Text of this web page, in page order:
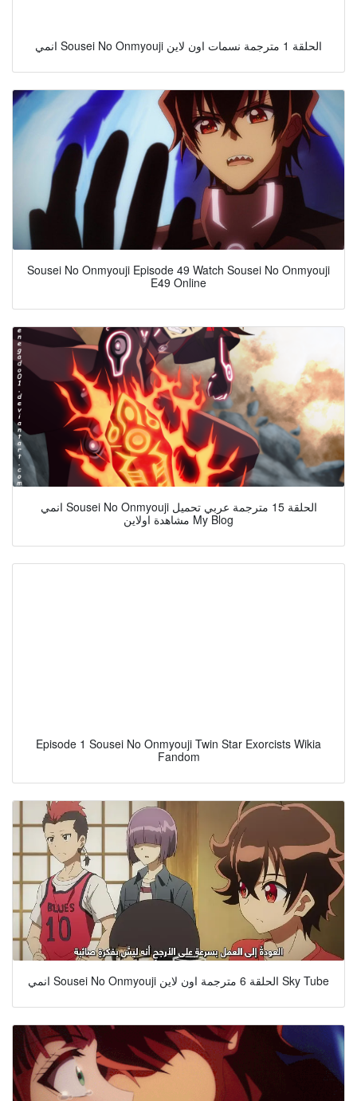
انمي Sousei No Onmyouji الحلقة 1 مترجمة نسمات اون لاين
Sousei No Onmyouji Episode 49 Watch Sousei No Onmyouji
E49 Online
انمي Sousei No Onmyouji الحلقة 15 مترجمة عربي تحميل
مشاهدة اولاين My Blog
Episode 1 Sousei No Onmyouji Twin Star Exorcists Wikia
Fandom
انمي Sousei No Onmyouji الحلقة 6 مترجمة اون لاين Sky Tube